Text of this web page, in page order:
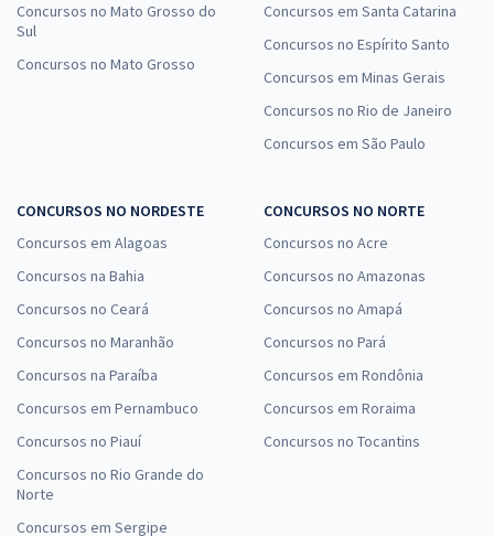
Concursos no Mato Grosso do
Sul
Concursos no Mato Grosso
Concursos em Santa Catarina
Concursos no Espírito Santo
Concursos em Minas Gerais
Concursos no Rio de Janeiro
Concursos em São Paulo
CONCURSOS NO NORDESTE
Concursos em Alagoas
Concursos na Bahia
Concursos no Ceará
Concursos no Maranhão
Concursos na Paraíba
Concursos em Pernambuco
Concursos no Piauí
Concursos no Rio Grande do
Norte
Concursos em Sergipe
CONCURSOS NO NORTE
Concursos no Acre
Concursos no Amazonas
Concursos no Amapá
Concursos no Pará
Concursos em Rondônia
Concursos em Roraima
Concursos no Tocantins